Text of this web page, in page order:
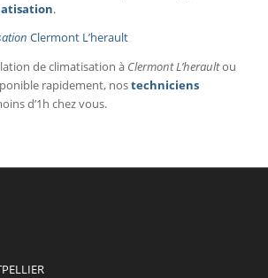
.
Clermont L’herault
de climatisation à Clermont L’heraultou
rapidement, nostechniciens
d’1h chez vous.